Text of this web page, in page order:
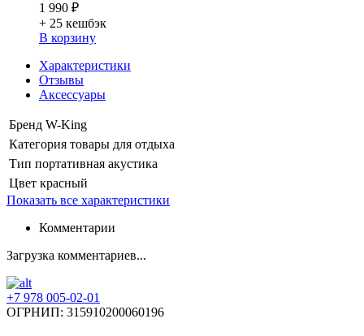
1 990 ₽
+ 25 кешбэк
В корзину
Характеристики
Отзывы
Аксессуары
Бренд W-King
Категория товары для отдыха
Тип портативная акустика
Цвет красный
Показать все характеристики
Комментарии
Загрузка комментариев...
+7 978 005-02-01
ОГРНИП: 315910200060196